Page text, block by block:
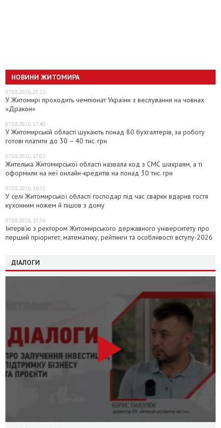
НОВИНИ ЖИТОМИРА
07.08.2026, 20:12
У Житомирі проходить чемпіонат України з веслування на човнах
«Дракон»
07.08.2026, 17:40
У Житомирській області шукають понад 80 бухгалтерів, за роботу
готові платити до 30 – 40 тис. грн
07.08.2026, 17:02
Жителька Житомирської області назвала код з СМС шахраям, а ті
оформили на неї онлайн-кредитів на понад 30 тис. грн
07.08.2026, 16:31
У селі Житомирської області господар під час сварки вдарив гостя
кухонним ножем й пішов з дому
07.08.2026, 15:36
Інтерв’ю з ректором Житомирського державного університету про
перший пріоритет, математику, рейтинги та особливості вступу-2026
ДІАЛОГИ